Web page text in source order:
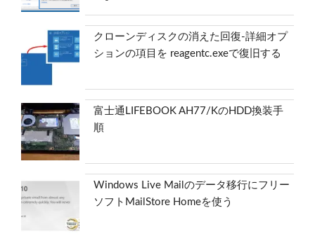
クローンディスクの消えた回復-詳細オプ
ションの項目を reagentc.exeで復旧する
富士通LIFEBOOK AH77/KのHDD換装手
順
Windows Live Mailのデータ移行にフリー
ソフトMailStore Homeを使う